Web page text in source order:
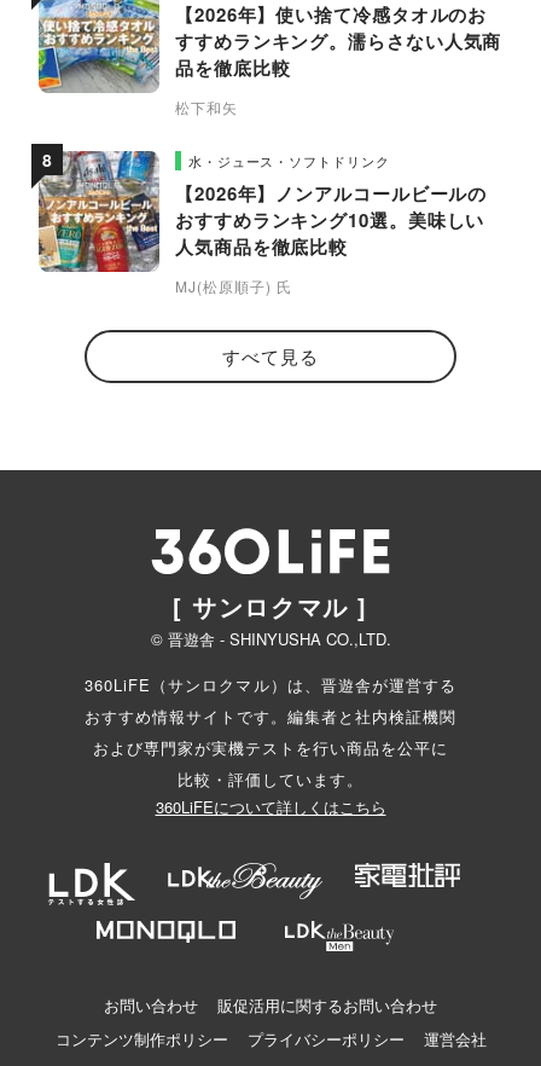
【2026年】使い捨て冷感タオルのお
すすめランキング。濡らさない人気商
品を徹底比較
松下和矢
水・ジュース・ソフトドリンク
【2026年】ノンアルコールビールの
おすすめランキング10選。美味しい
人気商品を徹底比較
MJ(松原順子) 氏
すべて見る
[ サンロクマル ]
© 晋遊舎 - SHINYUSHA CO.,LTD.
360LiFE（サンロクマル）は、晋遊舎が運営する
おすすめ情報サイトです。編集者と社内検証機関
および専門家が実機テストを行い商品を公平に
比較・評価しています。
360LiFEについて詳しくはこちら
お問い合わせ
販促活用に関するお問い合わせ
コンテンツ制作ポリシー
プライバシーポリシー 運営会社